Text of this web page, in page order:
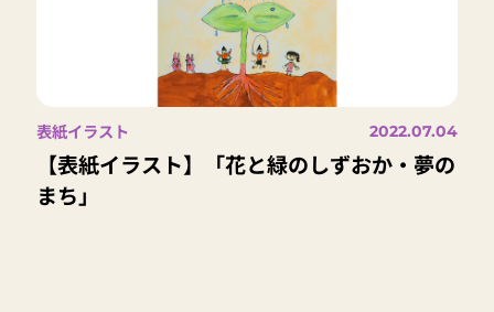
表紙イラスト 2022.07.04
【表紙イラスト】「花と緑のしずおか・夢の
まち」